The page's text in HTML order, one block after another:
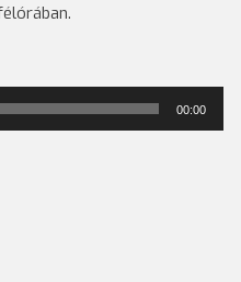
00:00